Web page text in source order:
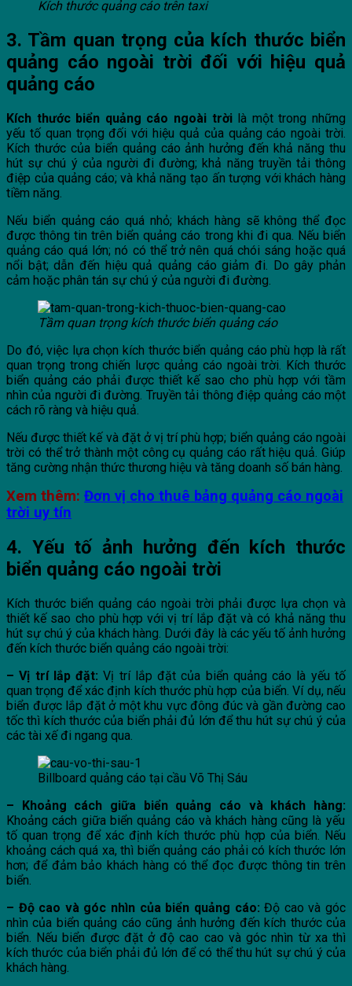
Kích thước quảng cáo trên taxi
3. Tầm quan trọng của kích thước biển
quảng cáo ngoài trời đối với hiệu quả
quảng cáo
Kích thước biển quảng cáo ngoài trờilà một trong những
yếu tố quan trọng đối với hiệu quả của quảng cáo ngoài trời.
Kích thước của biển quảng cáo ảnh hưởng đến khả năng thu
hút sự chú ý của người đi đường; khả năng truyền tải thông
điệp của quảng cáo; và khả năng tạo ấn tượng với khách hàng
tiềm năng.
Nếu biển quảng cáo quá nhỏ; khách hàng sẽ không thể đọc
được thông tin trên biển quảng cáo trong khi đi qua. Nếu biển
quảng cáo quá lớn; nó có thể trở nên quá chói sáng hoặc quá
nổi bật; dẫn đến hiệu quả quảng cáo giảm đi. Do gây phản
cảm hoặc phân tán sự chú ý của người đi đường.
Tầm quan trọng kích thước biển quảng cáo
Do đó, việc lựa chọn kích thước biển quảng cáo phù hợp là rất
quan trọng trong chiến lược quảng cáo ngoài trời. Kích thước
biển quảng cáo phải được thiết kế sao cho phù hợp với tầm
nhìn của người đi đường. Truyền tải thông điệp quảng cáo một
cách rõ ràng và hiệu quả.
Nếu được thiết kế và đặt ở vị trí phù hợp; biển quảng cáo ngoài
trời có thể trở thành một công cụ quảng cáo rất hiệu quả. Giúp
tăng cường nhận thức thương hiệu và tăng doanh số bán hàng.
Xem thêm: Đơn vị cho thuê bảng quảng cáo ngoài
trời uy tín
4. Yếu tố ảnh hưởng đến kích thước
biển quảng cáo ngoài trời
Kích thước biển quảng cáo ngoài trời phải được lựa chọn và
thiết kế sao cho phù hợp với vị trí lắp đặt và có khả năng thu
hút sự chú ý của khách hàng. Dưới đây là các yếu tố ảnh hưởng
đến kích thước biển quảng cáo ngoài trời:
– Vị trí lắp đặt: Vị trí lắp đặt của biển quảng cáo là yếu tố
quan trọng để xác định kích thước phù hợp của biển. Ví dụ, nếu
biển được lắp đặt ở một khu vực đông đúc và gần đường cao
tốc thì kích thước của biển phải đủ lớn để thu hút sự chú ý của
các tài xế đi ngang qua.
Billboard quảng cáo tại cầu Võ Thị Sáu
– Khoảng cách giữa biển quảng cáo và khách hàng:
Khoảng cách giữa biển quảng cáo và khách hàng cũng là yếu
tố quan trọng để xác định kích thước phù hợp của biển. Nếu
khoảng cách quá xa, thì biển quảng cáo phải có kích thước lớn
hơn; để đảm bảo khách hàng có thể đọc được thông tin trên
biển.
– Độ cao và góc nhìn của biển quảng cáo:Độ cao và góc
nhìn của biển quảng cáo cũng ảnh hưởng đến kích thước của
biển. Nếu biển được đặt ở độ cao cao và góc nhìn từ xa thì
kích thước của biển phải đủ lớn để có thể thu hút sự chú ý của
khách hàng.